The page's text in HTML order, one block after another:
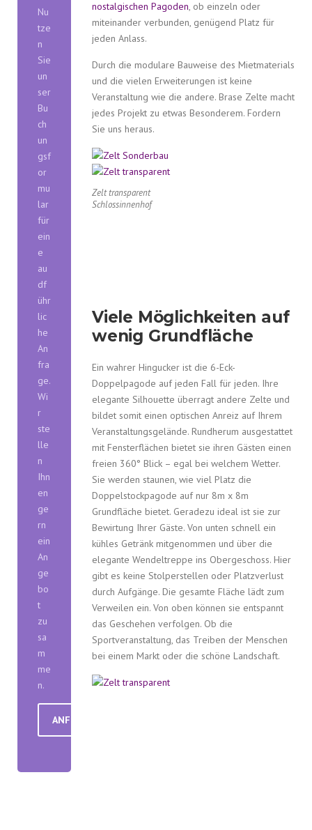
Nu
tze
n
Sie
un
ser
Bu
ch
un
gsf
or
mu
lar
für
ein
e
au
df
ühr
lic
he
An
fra
ge.
Wi
r
ste
lle
n
Ihn
en
ge
rn
ein
An
ge
bo
t
zu
sa
m
me
n.
ANFRAGE SENDEN
nostalgischen Pagoden, ob einzeln oder
miteinander verbunden, genügend Platz für
jeden Anlass.
Durch die modulare Bauweise des Mietmaterials
und die vielen Erweiterungen ist keine
Veranstaltung wie die andere. Brase Zelte macht
jedes Projekt zu etwas Besonderem. Fordern
Sie uns heraus.
Zelt transparent
Schlossinnenhof
Viele Möglichkeiten auf
wenig Grundfläche
Ein wahrer Hingucker ist die 6-Eck-
Doppelpagode auf jeden Fall für jeden. Ihre
elegante Silhouette überragt andere Zelte und
bildet somit einen optischen Anreiz auf Ihrem
Veranstaltungsgelände. Rundherum ausgestattet
mit Fensterflächen bietet sie ihren Gästen einen
freien 360° Blick – egal bei welchem Wetter.
Sie werden staunen, wie viel Platz die
Doppelstockpagode auf nur 8m x 8m
Grundfläche bietet. Geradezu ideal ist sie zur
Bewirtung Ihrer Gäste. Von unten schnell ein
kühles Getränk mitgenommen und über die
elegante Wendeltreppe ins Obergeschoss. Hier
gibt es keine Stolperstellen oder Platzverlust
durch Aufgänge. Die gesamte Fläche lädt zum
Verweilen ein. Von oben können sie entspannt
das Geschehen verfolgen. Ob die
Sportveranstaltung, das Treiben der Menschen
bei einem Markt oder die schöne Landschaft.